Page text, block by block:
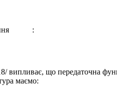
:
випливає, що передаточна
маємо: